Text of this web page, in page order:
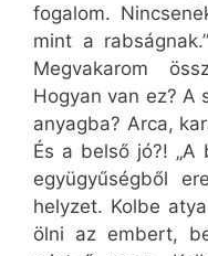
fogalom.
mint a
Megvakarom
Hogyan van ez? A
anyagba? Arca,
És a belső jó?! „A
együgyűségből
helyzet. Kolbe
ölni az embert,